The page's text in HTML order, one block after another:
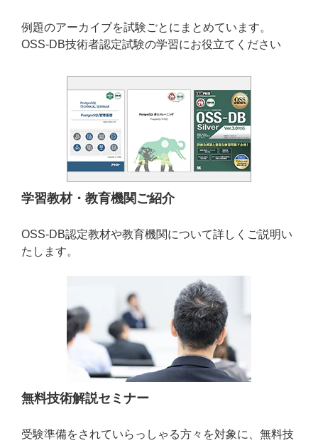
例題のアーカイブを試験ごとにまとめています。
OSS-DB技術者認定試験の学習にお役立てください
学習教材・教育機関ご紹介
OSS-DB認定教材や教育機関について詳しくご説明い
たします。
無料技術解説セミナー
受験準備をされていらっしゃる方々を対象に、無料技